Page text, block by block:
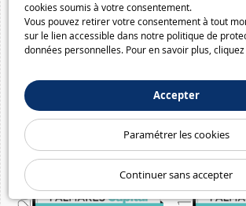
cookies soumis à votre consentement.
Vous pouvez retirer votre consentement à tout
sur le lien accessible dans notre politique de
données personnelles. Pour en savoir plus, cliquez
Accepter
Paramétrer les cookies
Continuer sans accepter